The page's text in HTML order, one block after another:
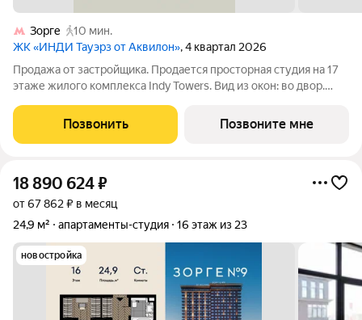
Зорге
10 мин.
ЖК «ИНДИ Тауэрз от Аквилон», 4 квартал 2026
Продажа от застройщика. Продается просторная студия на 17
этаже жилого комплекса Indy Towers. Вид из окон: во двор.
отделкой WhiteBox. - Вам не придется заниматься черновыми
работами. -
Позвонить Позвоните мне
18 890 624₽
от 67 862 ₽ в месяц
24,9 м²
апартаменты-студия 16 этаж из 23
новостройка